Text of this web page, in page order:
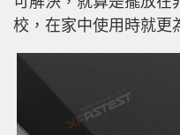
校，在家中使用時就更